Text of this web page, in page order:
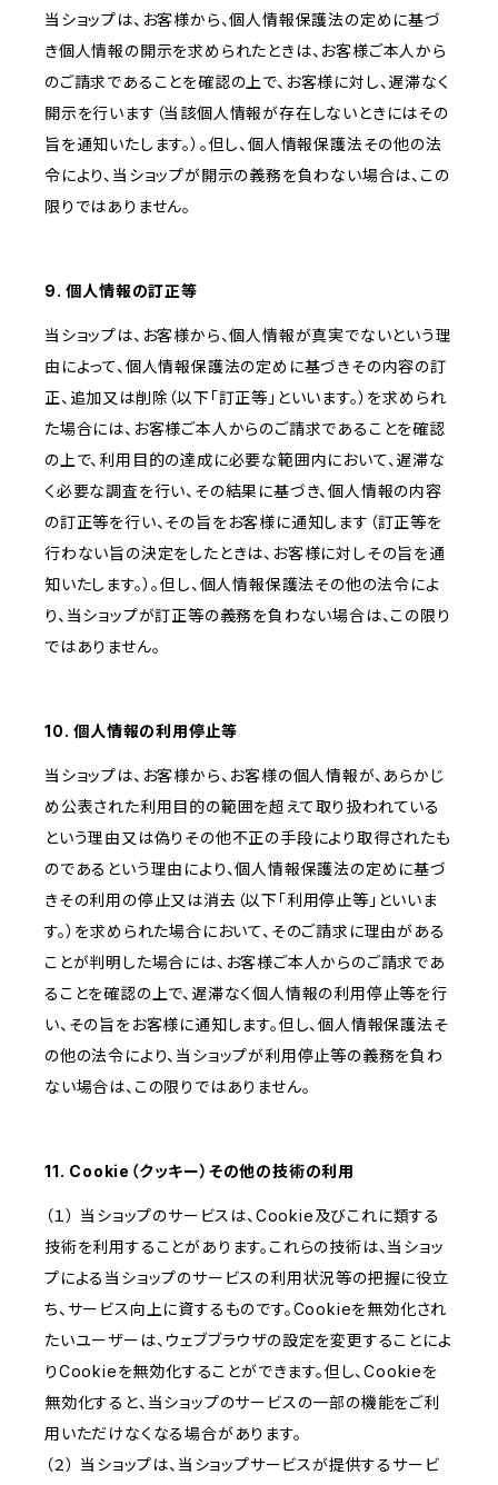
当ショップは、お客様から、個人情報保護法の定めに基づ
き個人情報の開示を求められたときは、お客様ご本人から
のご請求であることを確認の上で、お客様に対し、遅滞なく
開示を行います（当該個人情報が存在しないときにはその
旨を通知いたします。）。但し、個人情報保護法その他の法
令により、当ショップが開示の義務を負わない場合は、この
限りではありません。
9. 個人情報の訂正等
当ショップは、お客様から、個人情報が真実でないという理
由によって、個人情報保護法の定めに基づきその内容の訂
正、追加又は削除（以下「訂正等」といいます。）を求められ
た場合には、お客様ご本人からのご請求であることを確認
の上で、利用目的の達成に必要な範囲内において、遅滞な
く必要な調査を行い、その結果に基づき、個人情報の内容
の訂正等を行い、その旨をお客様に通知します（訂正等を
行わない旨の決定をしたときは、お客様に対しその旨を通
知いたします。）。但し、個人情報保護法その他の法令によ
り、当ショップが訂正等の義務を負わない場合は、この限り
ではありません。
10. 個人情報の利用停止等
当ショップは、お客様から、お客様の個人情報が、あらかじ
め公表された利用目的の範囲を超えて取り扱われている
という理由又は偽りその他不正の手段により取得されたも
のであるという理由により、個人情報保護法の定めに基づ
きその利用の停止又は消去（以下「利用停止等」といいま
す。）を求められた場合において、そのご請求に理由がある
ことが判明した場合には、お客様ご本人からのご請求であ
ることを確認の上で、遅滞なく個人情報の利用停止等を行
い、その旨をお客様に通知します。但し、個人情報保護法そ
の他の法令により、当ショップが利用停止等の義務を負わ
ない場合は、この限りではありません。
11. Cookie（クッキー）その他の技術の利用
（１） 当ショップのサービスは、Cookie及びこれに類する
技術を利用することがあります。これらの技術は、当ショッ
プによる当ショップのサービスの利用状況等の把握に役立
ち、サービス向上に資するものです。Cookieを無効化され
たいユーザーは、ウェブブラウザの設定を変更することによ
りCookieを無効化することができます。但し、Cookieを
無効化すると、当ショップのサービスの一部の機能をご利
用いただけなくなる場合があります。
（２） 当ショップは、当ショップサービスが提供するサービ